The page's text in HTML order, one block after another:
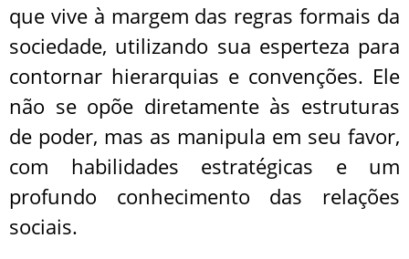
que vive à margem das regras formais da
sociedade, utilizando sua esperteza para
contornar hierarquias e convenções. Ele
não se opõe diretamente às estruturas
de poder, mas as manipula em seu favor,
com habilidades estratégicas e um
profundo conhecimento das relações
sociais.